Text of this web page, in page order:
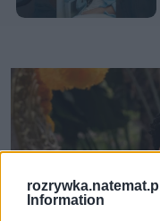
Information